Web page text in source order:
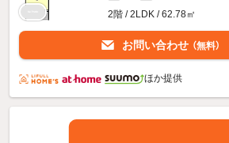
2階 / 2LDK / 62.78㎡
お問い合わせ （無料）
ほか提供